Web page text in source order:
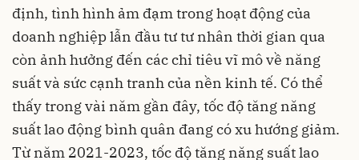
định, tình hình ảm đạm trong hoạt động của
doanh nghiệp lẫn đầu tư tư nhân thời gian qua
còn ảnh hưởng đến các chỉ tiêu vĩ mô về năng
suất và sức cạnh tranh của nền kinh tế. Có thể
thấy trong vài năm gần đây, tốc độ tăng năng
suất lao động bình quân đang có xu hướng giảm.
Từ năm 2021-2023, tốc độ tăng năng suất lao